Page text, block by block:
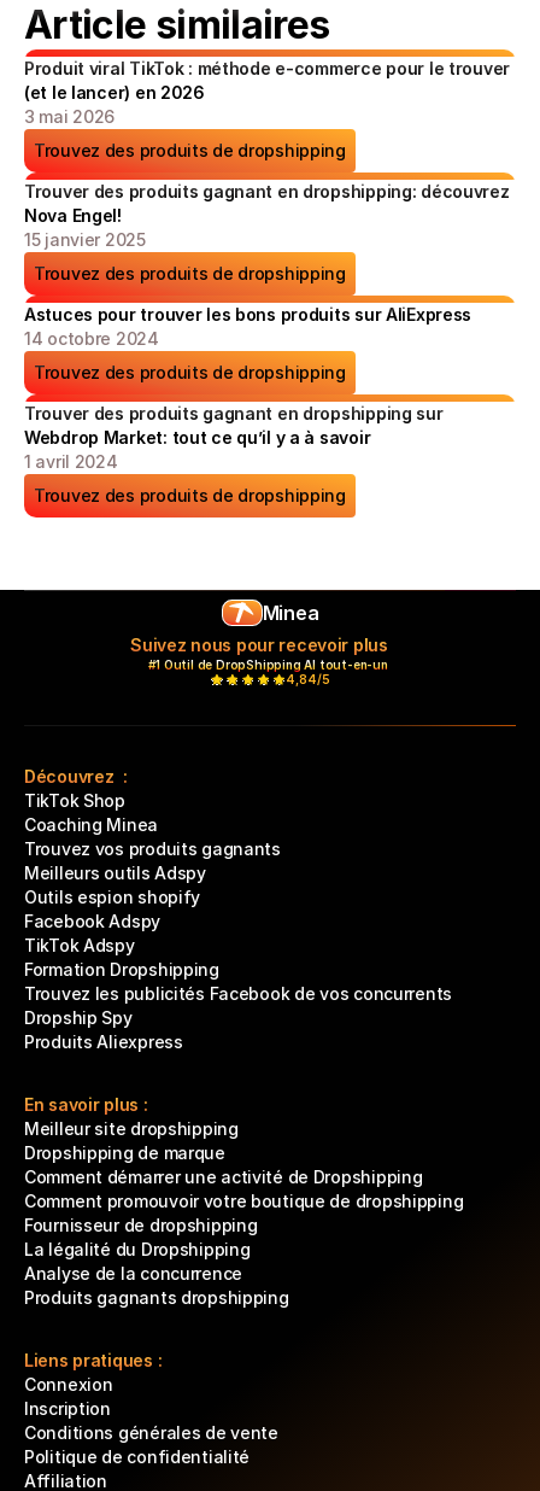
Article similaires
Produit viral TikTok : méthode e-commerce pour le trouver
(et le lancer) en 2026
3 mai 2026
Trouvez des produits de dropshipping
Trouver des produits gagnant en dropshipping: découvrez
Nova Engel!
15 janvier 2025
Trouvez des produits de dropshipping
Astuces pour trouver les bons produits sur AliExpress
14 octobre 2024
Trouvez des produits de dropshipping
Trouver des produits gagnant en dropshipping sur
Webdrop Market: tout ce qu’il y a à savoir
1 avril 2024
Trouvez des produits de dropshipping
Minea
Suivez nous pour recevoir plus
#1 Outil de DropShipping AI tout-en-un
4,84/5
Découvrez  :
TikTok Shop
Coaching Minea
Trouvez vos produits gagnants
Meilleurs outils Adspy
Outils espion shopify
Facebook Adspy
TikTok Adspy
Formation Dropshipping
Trouvez les publicités Facebook de vos concurrents
Dropship Spy
Produits Aliexpress
En savoir plus :
Meilleur site dropshipping
Dropshipping de marque
Comment démarrer une activité de Dropshipping
Comment promouvoir votre boutique de dropshipping
Fournisseur de dropshipping
La légalité du Dropshipping
Analyse de la concurrence
Produits gagnants dropshipping
Liens pratiques :
Connexion
Inscription
Conditions générales de vente
Politique de confidentialité
Affiliation